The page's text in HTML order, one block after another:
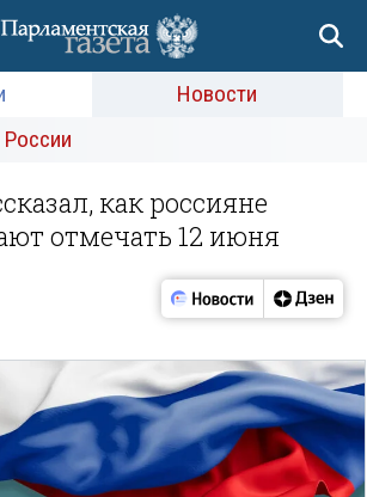
Новости
России
как россияне
отмечать 12 июня